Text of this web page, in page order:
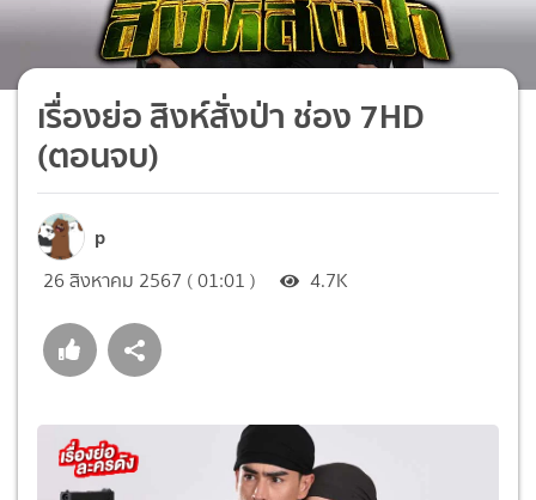
เรื่องย่อ สิงห์สั่งป่า ช่อง 7HD
(ตอนจบ)
p
26 สิงหาคม 2567 ( 01:01 ) 4.7K